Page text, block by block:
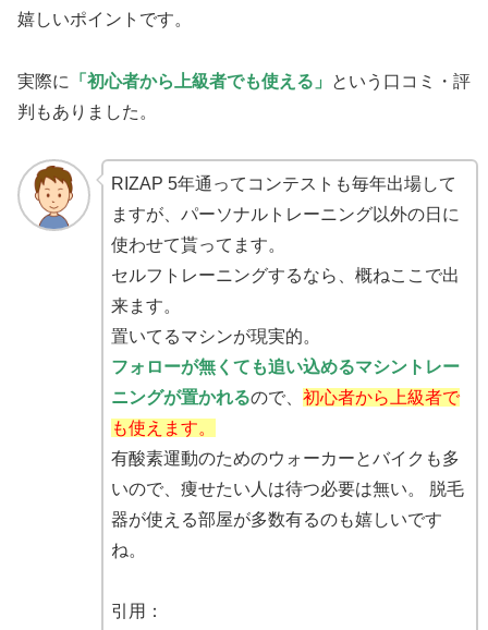
嬉しいポイントです。
実際に 「初心者から上級者でも使える」
という口コミ・評
判もありました。
RIZAP 5年通ってコンテストも毎年出場して
ますが、パーソナルトレーニング以外の日に
使わせて貰ってます。
セルフトレーニングするなら、概ねここで出
来ます。
置いてるマシンが現実的。
フォローが無くても追い込めるマシントレー
ニングが置かれるので、 初心者から上級者で
も使えます。
有酸素運動のためのウォーカーとバイクも多
いので、痩せたい人は待つ必要は無い。 脱毛
器が使える部屋が多数有るのも嬉しいです
ね。
引用：